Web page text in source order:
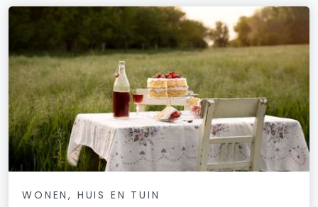
WONEN, HUIS EN TUIN